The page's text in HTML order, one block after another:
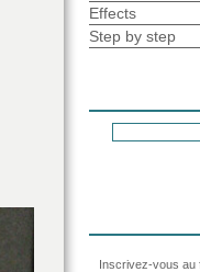
Effects
Step by step
Inscrivez-vous au